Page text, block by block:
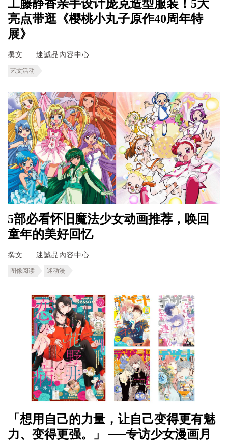
工藤静香亲手设计庞克造型服装！5大
亮点带逛《樱桃小丸子原作40周年特
展》
撰文 迷誠品內容中心
艺文活动
5部必看怀旧魔法少女动画推荐，唤回
童年的美好回忆
撰文 迷誠品內容中心
图像阅读 迷动漫
「想用自己的力量，让自己变得更有魅
力、变得更强。」 ──专访少女漫画月